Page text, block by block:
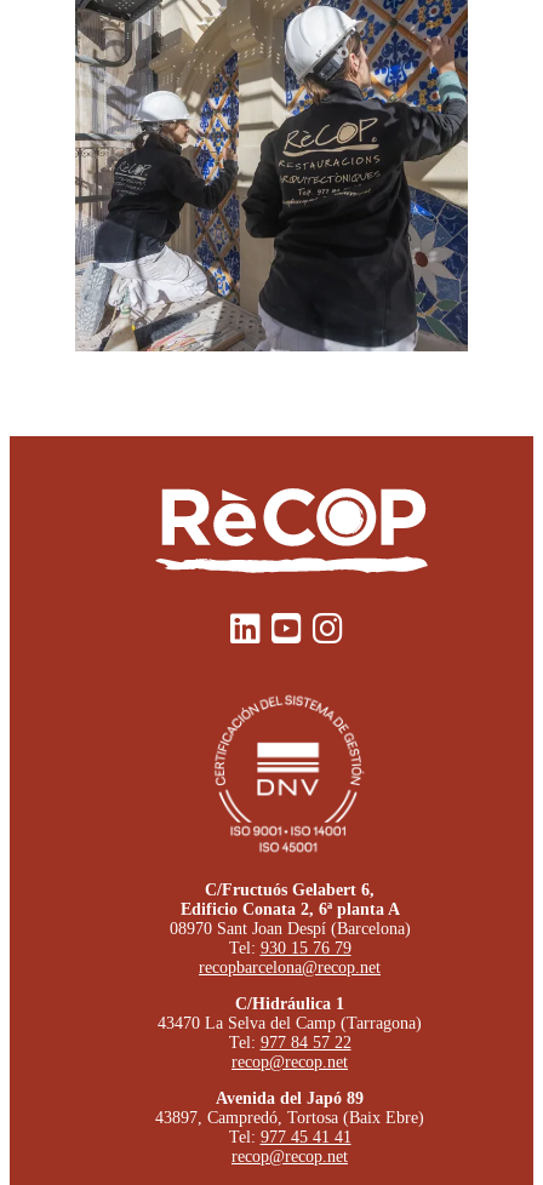
C/Fructuós Gelabert 6,
Edificio Conata 2, 6ª planta A
08970 Sant Joan Despí (Barcelona)
Tel: 930 15 76 79
recopbarcelona@recop.net
C/Hidráulica 1
43470 La Selva del Camp (Tarragona)
Tel: 977 84 57 22
recop@recop.net
Avenida del Japó 89
43897, Campredó, Tortosa (Baix Ebre)
Tel: 977 45 41 41
recop@recop.net